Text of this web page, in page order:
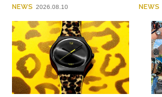
NEWS 2026.08.10 NEWS